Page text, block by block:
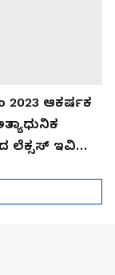
2023 ಆಕರ್ಷಕ
ಲೆಕ್ಸಸ್ ಇವಿ